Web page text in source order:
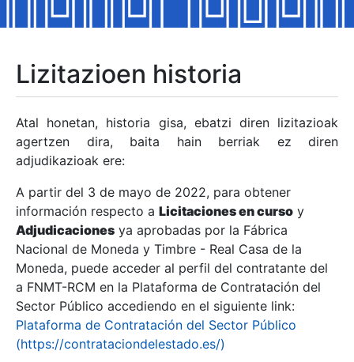
Erakutsi/Ezkutatu
Erakutsi/Ezkutatu
Erakutsi/Ezkutatu
Erakutsi/Ezkutatu
Erakutsi/Ezkutatu
Lizitazioen historia
Atal honetan, historia gisa, ebatzi diren lizitazioak
agertzen dira, baita hain berriak ez diren
adjudikazioak ere:
A partir del 3 de mayo de 2022, para obtener
información respecto a Licitaciones en curso y
Adjudicaciones ya aprobadas por la Fábrica
Nacional de Moneda y Timbre - Real Casa de la
Moneda, puede acceder al perfil del contratante del
a FNMT-RCM en la Plataforma de Contratación del
Sector Público accediendo en el siguiente link:
Plataforma de Contratación del Sector Público
(https://contrataciondelestado.es/)